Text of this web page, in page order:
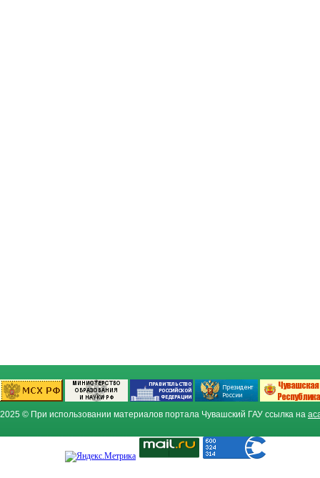
2025 © При использовании материалов портала Чувашский ГАУ ссылка на